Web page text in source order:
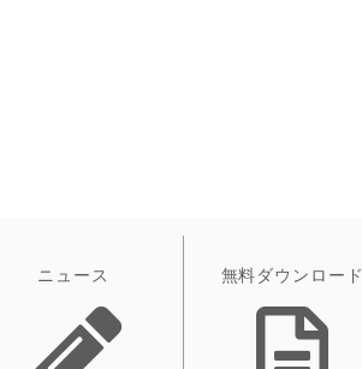
ニュース 無料ダウンロード